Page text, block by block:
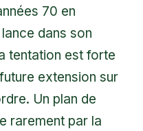
70 en
dans son
tentation est forte
extension sur
Un plan de
rarement par la